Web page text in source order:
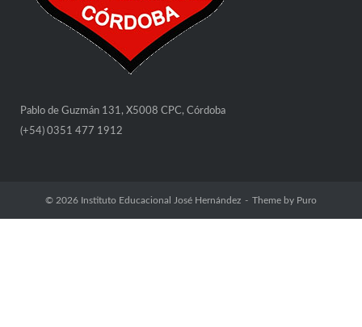
Pablo de Guzmán 131, X5008 CPC, Córdoba
(+54) 0351 477 1912
© 2026 Instituto Educacional José Hernández Theme by Puro